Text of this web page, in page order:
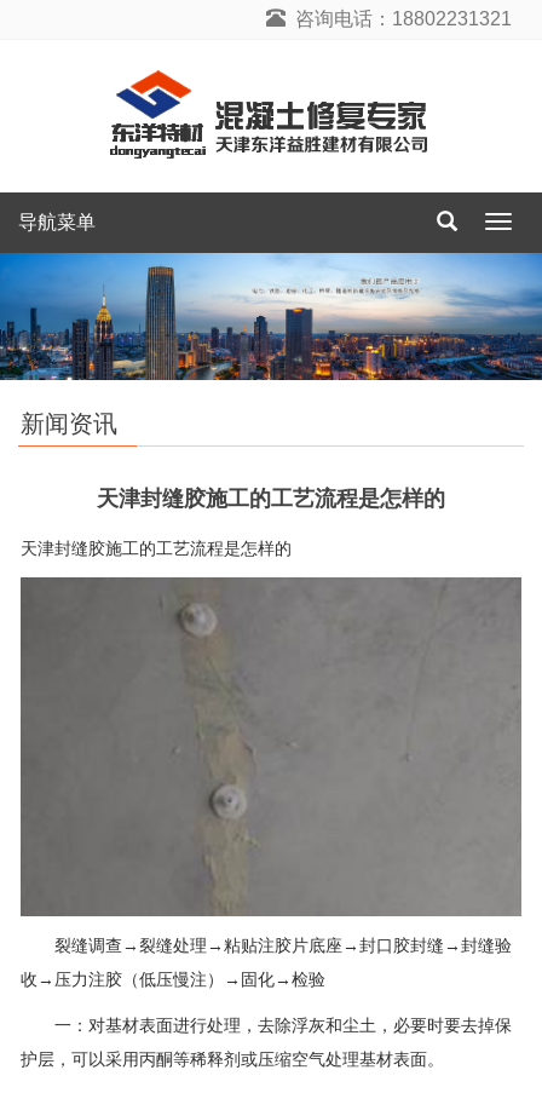
咨询电话：18802231321
导
单
导航菜单
新闻资讯
天津封缝胶施工的工艺流程是怎样的
天津封缝胶施工的工艺流程是怎样的
裂缝调查→裂缝处理→粘贴注胶片底座→封口胶封缝→封缝验
收→压力注胶（低压慢注）→固化→检验
一：对基材表面进行处理，去除浮灰和尘土，必要时要去掉保
护层，可以采用丙酮等稀释剂或压缩空气处理基材表面。